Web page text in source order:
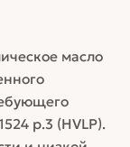
масло
р.3 (HVLP).